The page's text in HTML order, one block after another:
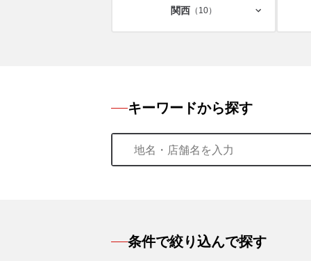
関西 （10）
キーワードから探す
条件で絞り込んで探す